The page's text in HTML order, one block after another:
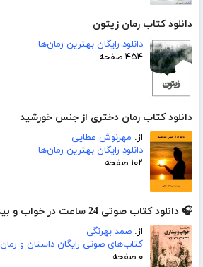
دانلود کتاب رمان زیتون
دانلود رایگان بهترین رمان‌ها
۴۵۴ صفحه
دانلود کتاب رمان دختری از جنس خورشید
از: مهرنوش عطایی
دانلود رایگان بهترین رمان‌ها
۱۰۲ صفحه
🎧 دانلود کتاب صوتی 24 ساعت در خواب و بیداری
از: صمد بهرنگی
کتاب‌های صوتی رایگان داستان و رمان
۰ صفحه